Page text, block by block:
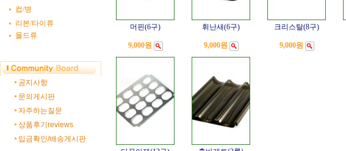
컵/병
리본/타이류
몰드류
공지사항
문의게시판
자주하는질문
상품후기reviews
입금확인/배송게시판
머핀(6구)
9,000원
휘난새(6구)
9,000원
크리스탈(8구)
9,000원